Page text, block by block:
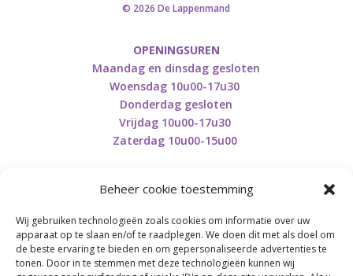
Beheer cookie toestemming
Wij gebruiken technologieën zoals cookies om informatie over uw
apparaat op te slaan en/of te raadplegen. We doen dit met als doel om
de beste ervaring te bieden en om gepersonaliseerde advertenties te
tonen. Door in te stemmen met deze technologieën kunnen wij
© 2026 De Lappenmand
OPENINGSUREN
Maandag en dinsdag gesloten
Woensdag 10u00-17u30
Donderdag gesloten
Vrijdag 10u00-17u30
Zaterdag 10u00-15u00
Retourneren en herroepen